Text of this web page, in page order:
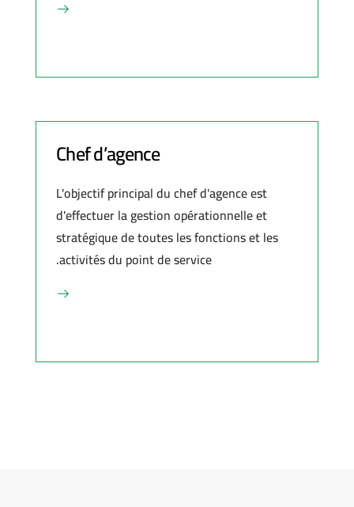
Chef d’agence
L'objectif principal du chef d'agence est
d'effectuer la gestion opérationnelle et
stratégique de toutes les fonctions et les
activités du point de service.